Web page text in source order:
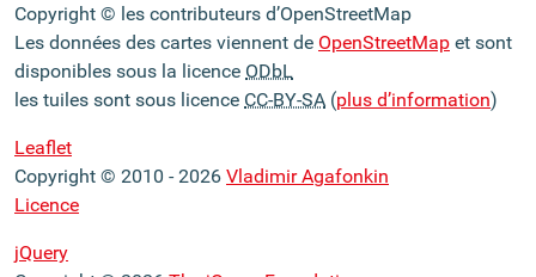
Copyright © les contributeurs d’OpenStreetMap
Les données des cartes viennent de OpenStreetMap et sont
disponibles sous la licence ODbL
les tuiles sont sous licence CC-BY-SA (plus d’information)
Leaflet
Copyright © 2010 - 2026 Vladimir Agafonkin
Licence
jQuery